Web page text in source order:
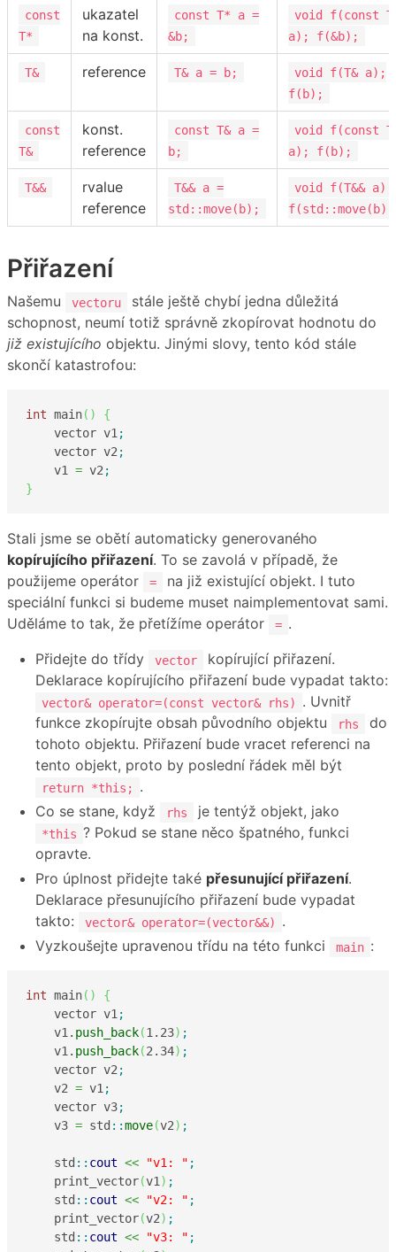
const
T*
ukazatel
na konst.
const T* a =
&b;
void f(const
a); f(&b);
T& reference T& a = b;
void f(T& a);
f(b);
const
T&
konst.
reference
const T& a =
b;
void f(const
a); f(b);
T&&
rvalue
reference
T&& a =
std::move(b);
void f(T&& a);
Přiřazení
Našemu vectoru
stále ještě chybí jedna důležitá
schopnost, neumí totiž správně zkopírovat hodnotu do
již existujícího objektu. Jinými slovy, tento kód stále
skončí katastrofou:
int main( )
{
    vector v1
;
    vector v2
;
    v1
= v2 ;
}
Stali jsme se obětí automaticky generovaného
kopírujícího přiřazení. To se zavolá v případě, že
použijeme operátor
=
na již existující objekt. I tuto
speciální funkci si budeme muset naimplementovat sami.
Uděláme to tak, že přetížíme operátor
= .
Přidejte do třídy
vector
kopírující přiřazení.
Deklarace kopírujícího přiřazení bude vypadat takto:
vector& operator=(const vector& rhs)
. Uvnitř
funkce zkopírujte obsah původního objektu
rhs
do
tohoto objektu. Přiřazení bude vracet referenci na
tento objekt, proto by poslední řádek měl být
return *this;
.
Co se stane, když
rhs je tentýž objekt, jako
*this ? Pokud se stane něco špatného, funkci
opravte.
Pro úplnost přidejte také přesunující přiřazení.
Deklarace přesunujícího přiřazení bude vypadat
takto:
vector& operator=(vector&&)
.
Vyzkoušejte upravenou třídu na této funkci
main :
int main( )
{
    vector v1
;
    v1.
push_back(1.23) ;
    v1.
push_back(2.34) ;
    vector v2
;
    v2
= v1 ;
    vector v3
;
    v3
= std ::move(v2) ;
    std
:: cout << "v1: " ;
    print_vector
(v1 ) ;
    std
:: cout << "v2: " ;
    print_vector
(v2) ;
    std
:: cout << "v3: " ;